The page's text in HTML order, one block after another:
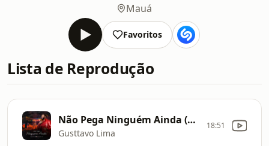
Mauá
Favoritos
Lista de Reprodução
Não Pega Ninguém Ainda (Ao Vivo)
Gusttavo Lima
18:51